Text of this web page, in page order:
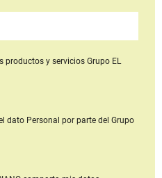
productos y serviciosGrupo EL
dato Personal por parte del Grupo